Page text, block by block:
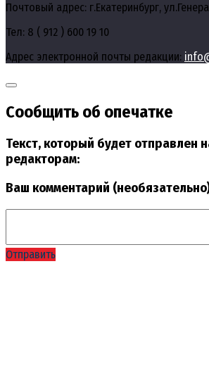
Почтовый адрес: г.Екатеринбург,
Тел: 8 ( 912 ) 600 19 10
Адрес электронной почты редакции:
Сообщить об опечатке
Текст, который будет отправлен
редакторам:
Ваш комментарий
Отправить